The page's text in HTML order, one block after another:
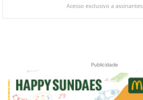
Acesso exclusivo a assinantes
Publicidade